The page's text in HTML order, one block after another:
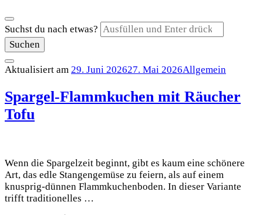
Suchst du nach etwas?
Aktualisiert am 29. Juni 202627. Mai 2026Allgemein
Spargel-Flammkuchen mit Räucher
Tofu
Wenn die Spargelzeit beginnt, gibt es kaum eine schönere
Art, das edle Stangengemüse zu feiern, als auf einem
knusprig-dünnen Flammkuchenboden. In dieser Variante
trifft traditionelles …